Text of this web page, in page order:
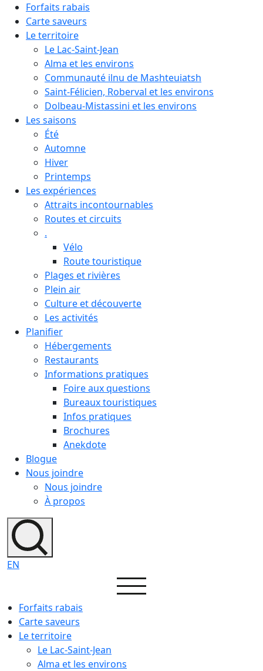
Forfaits rabais
Carte saveurs
Le territoire
Le Lac-Saint-Jean
Alma et les environs
Communauté ilnu de Mashteuiatsh
Saint-Félicien, Roberval et les environs
Dolbeau-Mistassini et les environs
Les saisons
Été
Automne
Hiver
Printemps
Les expériences
Attraits incontournables
Routes et circuits
.
Vélo
Route touristique
Plages et rivières
Plein air
Culture et découverte
Les activités
Planifier
Hébergements
Restaurants
Informations pratiques
Foire aux questions
Bureaux touristiques
Infos pratiques
Brochures
Anekdote
Blogue
Nous joindre
Nous joindre
À propos
EN
Forfaits rabais
Carte saveurs
Le territoire
Le Lac-Saint-Jean
Alma et les environs